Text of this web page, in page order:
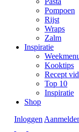
Pompoen
Rijst
Wraps
Zalm
Inspiratie
Kooktips
Recept
Top 10
Inspiratie
Shop
Inloggen